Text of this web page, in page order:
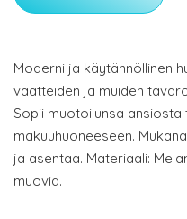
Moderni ja käytännöllinen
vaatteiden ja muiden
Sopii muotoilunsa
makuuhuoneeseen.
ja asentaa. Materiaali:
muovia.